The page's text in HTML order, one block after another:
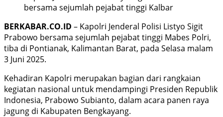
bersama sejumlah pejabat tinggi Kalbar
BERKABAR.CO.ID – Kapolri Jenderal Polisi Listyo Sigit
Prabowo bersama sejumlah pejabat tinggi Mabes Polri,
tiba di Pontianak, Kalimantan Barat, pada Selasa malam
3 Juni 2025.
Kehadiran Kapolri merupakan bagian dari rangkaian
kegiatan nasional untuk mendampingi Presiden Republik
Indonesia, Prabowo Subianto, dalam acara panen raya
jagung di Kabupaten Bengkayang.